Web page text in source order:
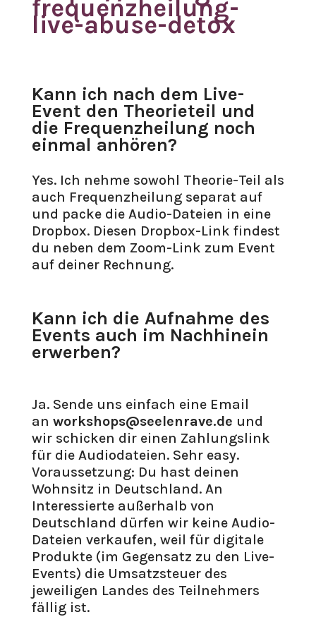
frequenzheilung-
live-abuse-detox
Kann ich nach dem Live-
Event den Theorieteil und
die Frequenzheilung noch
einmal anhören?
Yes. Ich nehme sowohl Theorie-Teil als
auch Frequenzheilung separat auf
und packe die Audio-Dateien in eine
Dropbox. Diesen Dropbox-Link findest
du neben dem Zoom-Link zum Event
auf deiner Rechnung.
Kann ich die Aufnahme des
Events auch im Nachhinein
erwerben?
Ja. Sende uns einfach eine Email
an workshops@seelenrave.de und
wir schicken dir einen Zahlungslink
für die Audiodateien. Sehr easy.
Voraussetzung: Du hast deinen
Wohnsitz in Deutschland. An
Interessierte außerhalb von
Deutschland dürfen wir keine Audio-
Dateien verkaufen, weil für digitale
Produkte (im Gegensatz zu den Live-
Events) die Umsatzsteuer des
jeweiligen Landes des Teilnehmers
fällig ist.